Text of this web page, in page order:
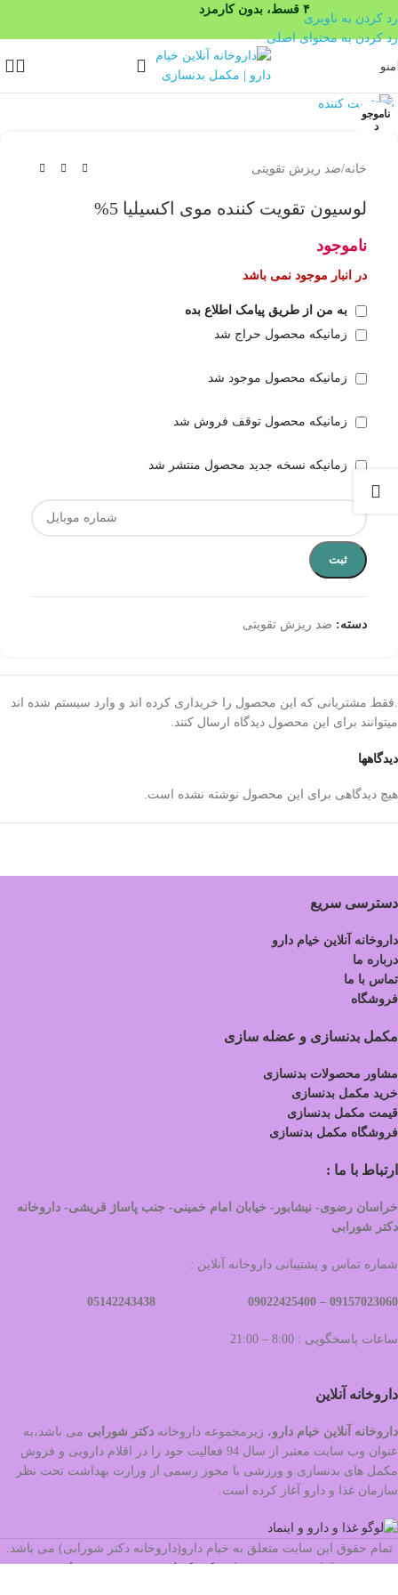
۴ قسط، بدون کارمزد
رد کردن به ناوبری
رد کردن به محتوای اصلی
منو
ناموجو
د
بزرگنمایی تصویر
خانه/ضد ریزش تقویتی
لوسیون تقویت کننده موی اکسیلیا 5%
ناموجود
در انبار موجود نمی باشد
به من از طریق پیامک اطلاع بده
زمانیکه محصول حراج شد
زمانیکه محصول موجود شد
زمانیکه محصول توقف فروش شد
زمانیکه نسخه جدید محصول منتشر شد
ثبت
دسته: ضد ریزش تقویتی
دیدگاهها
هیچ دیدگاهی برای این محصول نوشته نشده است.
.فقط مشتریانی که این محصول را خریداری کرده اند و وارد سیستم شده اند
میتوانند برای این محصول دیدگاه ارسال کنند.
دسترسی سریع
داروخانه آنلاین خیام دارو
درباره ما
تماس با ما
فروشگاه
مکمل بدنسازی و عضله سازی
مشاور محصولات بدنسازی
خرید مکمل بدنسازی
قیمت مکمل بدنسازی
فروشگاه مکمل بدنسازی
ارتباط با ما :
خراسان رضوی- نیشابور- خیابان امام خمینی- جنب پاساژ قریشی- داروخانه
دکتر شورابی
شماره تماس و پشتیبانی داروخانه آنلاین :
09157023060 –
ساعات پاسخگویی : 8:00 – 21:00
داروخانه آنلاین
داروخانه آنلاین خیام دارو، زیرمجموعه داروخانه دکتر شورابی می باشد،به
عنوان وب سایت معتبر از سال 94 فعالیت خود را در اقلام دارویی و فروش
مکمل های بدنسازی و ورزشی با مجوز رسمی از وزارت بهداشت تحت نظر
سازمان غذا و دارو آغاز کرده است.
تمام حقوق این سایت متعلق به خیام دارو(داروخانه دکتر شورابی) می باشد.
طراحی و سئو توسطمرکز تکنولوژی هوشمند شهرجاب